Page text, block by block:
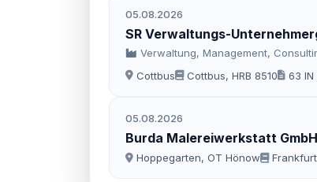
05.08.2026
SR Verwaltungs-
Verwaltung, Management,
Cottbus
Cottbus, HRB 8510 63 IN
05.08.2026
Burda Malereiwerkstatt GmbH
Hoppegarten, OT Hönow